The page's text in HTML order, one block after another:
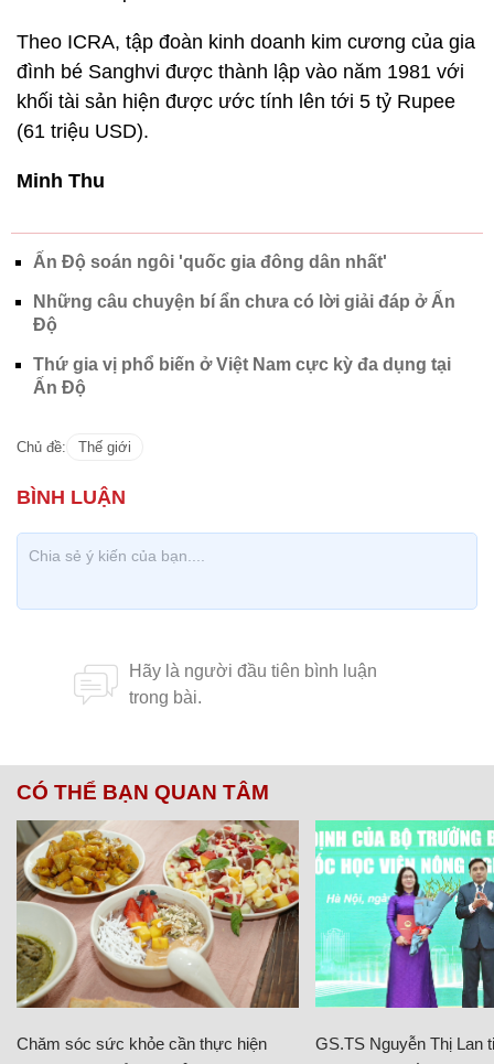
Theo ICRA, tập đoàn kinh doanh kim cương của gia
đình bé Sanghvi được thành lập vào năm 1981 với
khối tài sản hiện được ước tính lên tới 5 tỷ Rupee
(61 triệu USD).
Minh Thu
Ấn Độ soán ngôi 'quốc gia đông dân nhất'
Những câu chuyện bí ẩn chưa có lời giải đáp ở Ấn
Độ
Thứ gia vị phổ biến ở Việt Nam cực kỳ đa dụng tại
Ấn Độ
Chủ đề: Thế giới
CÓ THỂ BẠN QUAN TÂM
Chăm sóc sức khỏe cần thực hiện
GS.TS Nguyễn Thị Lan